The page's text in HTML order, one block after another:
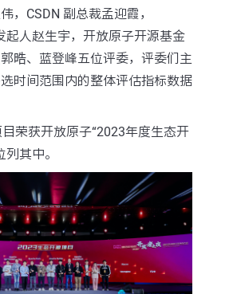
，CSDN 副总裁孟迎霞，
起人赵生宇，开放原子开源基金
晧、蓝登峰五位评委，评委们主
时间范围内的整体评估指标数据
荣获开放原子“2023年度生态开
其中。